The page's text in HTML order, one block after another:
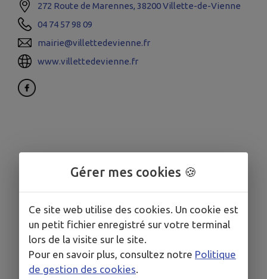
272 Route de Marennes, 38200 Villette-de-Vienne
04 74 57 98 09
mairie@villettedevienne.fr
www.villettedevienne.fr
Gérer mes cookies 🍪
Ce site web utilise des cookies. Un cookie est
un petit fichier enregistré sur votre terminal
lors de la visite sur le site.
Pour en savoir plus, consultez notre Politique
de gestion des cookies.